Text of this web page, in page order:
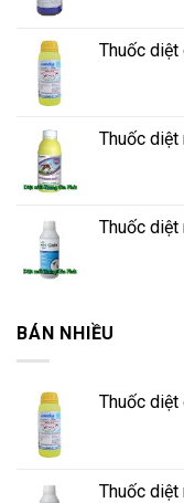
Thuốc diệt
Thuốc diệt
Thuốc diệt
BÁN NHIỀU
Thuốc diệt
Thuốc diệt